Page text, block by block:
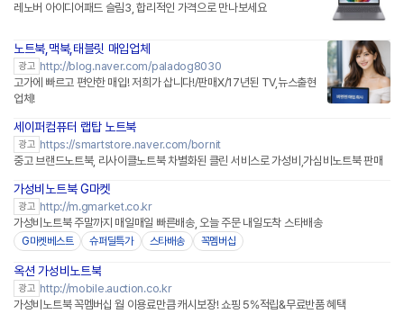
레노버 아이디어패드 슬림3, 합리적인 가격으로 만나보세요
노트북,맥북,태블릿 매입업체
광고 http://blog.naver.com/paladog8030
고가에 빠르고 편안한 매입! 저희가 삽니다!/판매X/17년된 TV,뉴스출현
업체!
세이퍼컴퓨터 랩탑 노트북
광고 https://smartstore.naver.com/bornit
중고 브랜드노트북, 리사이클노트북 차별화된 클린 서비스로 가성비,가심비노트북 판매
가성비노트북 G마켓
광고 http://m.gmarket.co.kr
가성비노트북 주말까지 매일매일 빠른배송, 오늘 주문 내일도착 스타배송
G마켓베스트 슈퍼딜특가 스타배송 꼭멤버십
옥션 가성비노트북
광고 http://mobile.auction.co.kr
가성비노트북 꼭멤버십 월 이용료만큼 캐시보장! 쇼핑 5%적립&무료반품 혜택